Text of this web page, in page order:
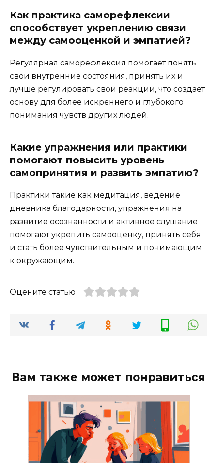
Как практика саморефлексии
способствует укреплению связи
между самооценкой и эмпатией?
Регулярная саморефлексия помогает понять
свои внутренние состояния, принять их и
лучше регулировать свои реакции, что создает
основу для более искреннего и глубокого
понимания чувств других людей.
Какие упражнения или практики
помогают повысить уровень
самопринятия и развить эмпатию?
Практики такие как медитация, ведение
дневника благодарности, упражнения на
развитие осознанности и активное слушание
помогают укрепить самооценку, принять себя
и стать более чувствительным и понимающим
к окружающим.
Оцените статью
Вам также может понравиться